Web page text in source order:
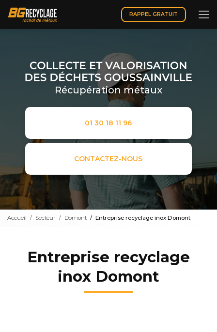
contenu
principal
RAPPEL GRATUIT
Récupération métaux
01 30 18 11 96
CONTACTEZ-NOUS
Accueil Secteur Domont Entreprise recyclage inox Domont
Entreprise recyclage
inox Domont